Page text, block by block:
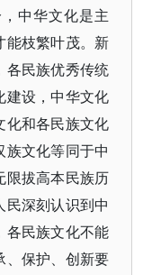
中华文化是主
能枝繁叶茂。新
各民族优秀传统
建设，中华文化
化和各民族文化
文化等同于中
限拔高本民族历
民深刻认识到中
各民族文化不能
、保护、创新要